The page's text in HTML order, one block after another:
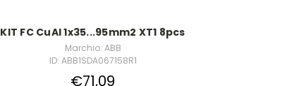
KIT FC CuAl 1x35...95mm2 XT1 8pcs
Marchio: ABB
ID: ABB1SDA067158R1
€71,09